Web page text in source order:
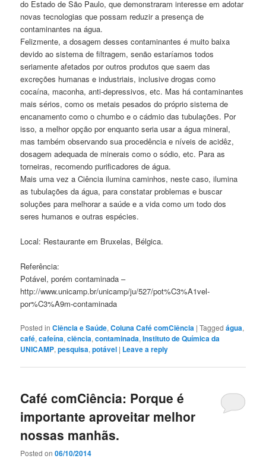
do Estado de São Paulo, que demonstraram interesse em adotar
novas tecnologias que possam reduzir a presença de
contaminantes na água.
Felizmente, a dosagem desses contaminantes é muito baixa
devido ao sistema de filtragem, senão estaríamos todos
seriamente afetados por outros produtos que saem das
excreções humanas e industriais, inclusive drogas como
cocaína, maconha, anti-depressivos, etc. Mas há contaminantes
mais sérios, como os metais pesados do próprio sistema de
encanamento como o chumbo e o cádmio das tubulações. Por
isso, a melhor opção por enquanto seria usar a água mineral,
mas também observando sua procedência e níveis de acidêz,
dosagem adequada de minerais como o sódio, etc. Para as
torneiras, recomendo purificadores de água.
Mais uma vez a Ciência ilumina caminhos, neste caso, ilumina
as tubulações da água, para constatar problemas e buscar
soluções para melhorar a saúde e a vida como um todo dos
seres humanos e outras espécies.
Local: Restaurante em Bruxelas, Bélgica.
Referência:
Potável, porém contaminada –
http://www.unicamp.br/unicamp/ju/527/pot%C3%A1vel-
por%C3%A9m-contaminada
Posted in Ciência e Saúde,Coluna Café comCiência |Tagged água,
café,cafeína,ciência,contaminada,Instituto de Química da
UNICAMP,pesquisa,potável | Leave a reply
Café comCiência: Porque é
importante aproveitar melhor
nossas manhãs.
Posted on06/10/2014